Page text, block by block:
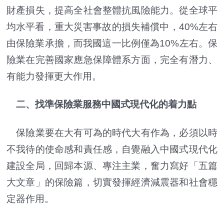
財產損失，提高全社會整體抗風險能力。從全球平
均水平看，重大災害事故的損失補償中，40%左右
由保險業承擔，而我國這一比例僅為10%左右。保
險業在完善國家應急保障體系方面，完全有潛力、
有能力發揮更大作用。
二、找準保險業服務中國式現代化的着力點
保險業要在大有可為的時代大有作為，必須以時
不我待的使命感和責任感，自覺融入中國式現代化
建設全局，回歸本源、專注主業，奮力寫好「五篇
大文章」的保險篇，切實發揮經濟減震器和社會穩
定器作用。